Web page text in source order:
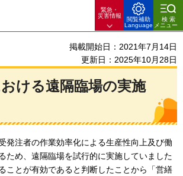
緊急・
災害情報
閲覧補助
Language
検索
メニュー
掲載開始日：2021年7月14日
更新日：2025年10月28日
ける遠隔臨場の実施
発注者の作業効率化による生産性向上及び働
ため、遠隔臨場を試行的に実施していました
ことが有効であると判断したことから「営繕